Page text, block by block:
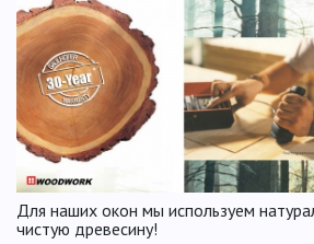
Для наших окон мы используем
чистую древесину!